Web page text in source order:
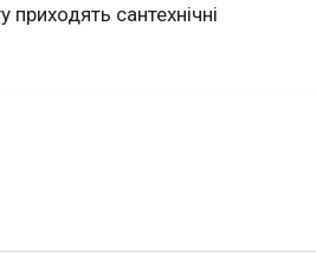
сантехнічні